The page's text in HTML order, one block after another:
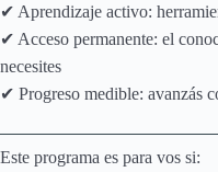
✔ Aprendizaje activo:
✔ Acceso permanente: el
necesites
✔ Progreso medible: avanzás
Este programa es para vos si: